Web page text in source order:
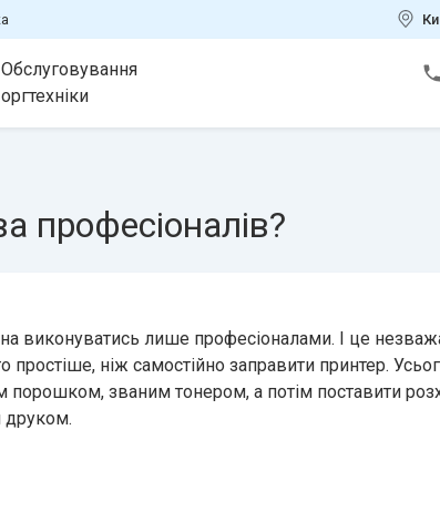
Обслуговування
оргтехніки
професіоналів?
виконуватись лише професіоналами. І це
простіше, ніж самостійно заправити принтер.
званим тонером, а потім поставити
друком.